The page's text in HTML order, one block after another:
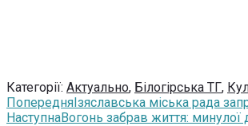
Категорії: Актуально, Білогірська ТГ,
ПопередняІзяславська міська рада
НаступнаВогонь забрав життя: минулої